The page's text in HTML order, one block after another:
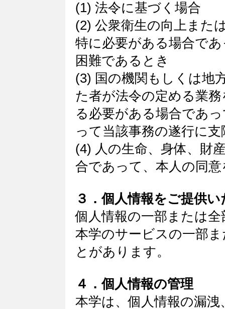
(1) 法令に基づく場合
(2) 公衆衛生の向上また
特に必要がある場合で
困難であるとき
(3) 国の機関もしくは地
た者が法令の定める業
る必要がある場合であ
って当該事務の遂行に
(4) 人の生命、身体、財
合であって、本人の同
３．個人情報をご提供
個人情報の一部または
本学のサービスの一部
とがあります。
４．個人情報の管理
本学は、個人情報の漏